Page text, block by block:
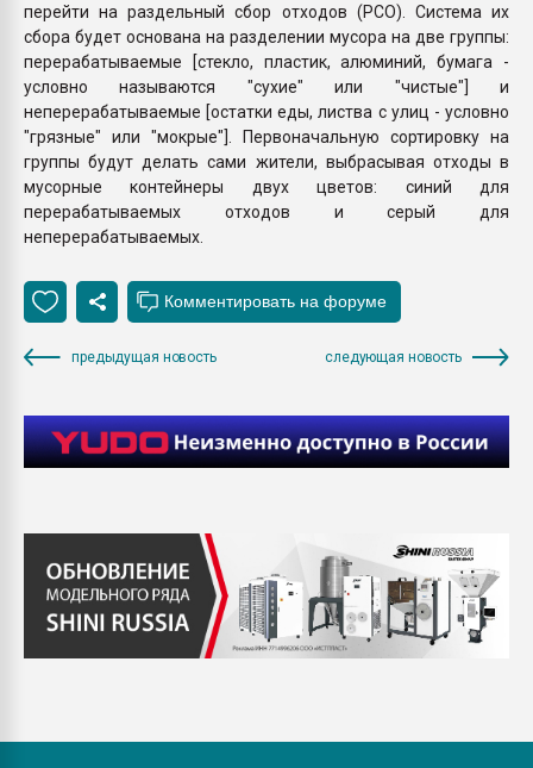
перейти на раздельный сбор отходов (РСО). Система их
сбора будет основана на разделении мусора на две группы:
перерабатываемые [стекло, пластик, алюминий, бумага -
условно называются "сухие" или "чистые"] и
неперерабатываемые [остатки еды, листва с улиц - условно
"грязные" или "мокрые"]. Первоначальную сортировку на
группы будут делать сами жители, выбрасывая отходы в
мусорные контейнеры двух цветов: синий для
перерабатываемых отходов и серый для
неперерабатываемых.
предыдущая новость следующая новость